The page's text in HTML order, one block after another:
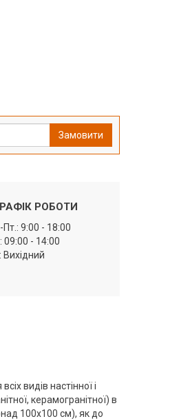
Замовити
РОБОТИ
Пт.: 9:00 - 18:00
09:00 - 14:00
Вихідний
видів настінної і
керамогранітної) в
100х100 см), як до